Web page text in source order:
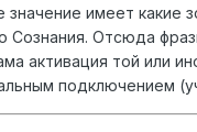
имеет какие
Сознания. Отсюда
активация той или
подключением